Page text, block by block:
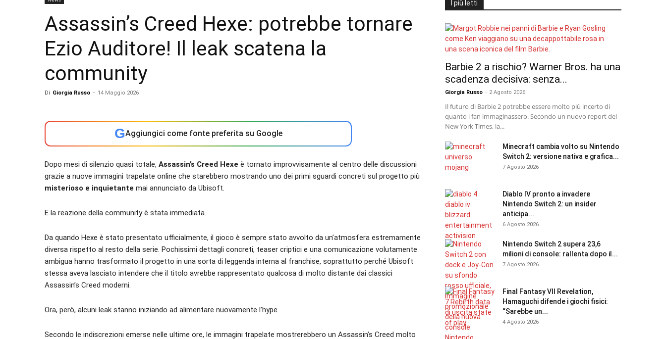
Assassin’s Creed Hexe: potrebbe tornare
Ezio Auditore! Il leak scatena la
community
Di Giorgia Russo - 14 Maggio 2026
GAggiungici come fonte preferita su Google
Dopo mesi di silenzio quasi totale, Assassin’s Creed Hexe è tornato improvvisamente al centro delle discussioni
grazie a nuove immagini trapelate online che starebbero mostrando uno dei primi sguardi concreti sul progetto più
misterioso e inquietante mai annunciato da Ubisoft.
E la reazione della community è stata immediata.
Da quando Hexe è stato presentato ufficialmente, il gioco è sempre stato avvolto da un’atmosfera estremamente
diversa rispetto al resto della serie. Pochissimi dettagli concreti, teaser criptici e una comunicazione volutamente
ambigua hanno trasformato il progetto in una sorta di leggenda interna al franchise, soprattutto perché Ubisoft
stessa aveva lasciato intendere che il titolo avrebbe rappresentato qualcosa di molto distante dai classici
Assassin’s Creed moderni.
Ora, però, alcuni leak stanno iniziando ad alimentare nuovamente l’hype.
Secondo le indiscrezioni emerse nelle ultime ore, le immagini trapelate mostrerebbero un Assassin’s Creed molto
I più letti
Barbie 2 a rischio? Warner Bros. ha una
scadenza decisiva: senza...
Giorgia Russo - 2 Agosto 2026
Il futuro di Barbie 2 potrebbe essere molto più incerto di
quanto i fan immaginassero. Secondo un nuovo report del
New York Times, la...
Minecraft cambia volto su Nintendo
Switch 2: versione nativa e grafica...
7 Agosto 2026
Diablo IV pronto a invadere
Nintendo Switch 2: un insider
anticipa...
6 Agosto 2026
Nintendo Switch 2 supera 23,6
milioni di console: rallenta dopo il...
7 Agosto 2026
Final Fantasy VII Revelation,
Hamaguchi difende i giochi fisici:
“Sarebbe un...
4 Agosto 2026